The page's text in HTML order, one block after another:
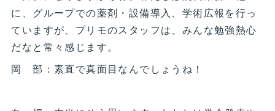
に、グループでの薬剤・設備導入、学術広報を行っ
ていますが、プリモのスタッフは、みんな勉強熱心
だなと常々感じます。
岡 部：素直で真面目なんでしょうね！